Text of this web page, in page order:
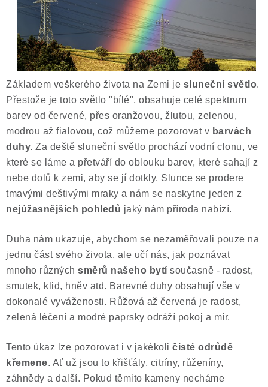
ČLÁNKY
NALEZIŠTĚ
NÁŠ PŘÍBĚH
VIDEOGALERIE
KONTAKT
MISTROVSKÉ KRYSTALY
Obchodní podmínky
Puncovní značky
Výkup minerálů a drahých kamenů
Formulář pro uplatnění reklamace
Formulář pro odstoupení od smlouvy
Poučení o právu na odstoupení od smlouvy
Základem veškerého života na Zemi je sluneční světlo.
Přestože je toto světlo "bílé", obsahuje celé spektrum
barev od červené, přes oranžovou, žlutou, zelenou,
modrou až fialovou, což můžeme pozorovat v barvách
duhy. Za deště sluneční světlo prochází vodní clonu, ve
které se láme a přetváří do oblouku barev, které sahají z
nebe dolů k zemi, aby se jí dotkly. Slunce se prodere
tmavými deštivými mraky a nám se naskytne jeden z
nejúžasnějších pohledů jaký nám příroda nabízí.
Duha nám ukazuje, abychom se nezaměřovali pouze na
jednu část svého života, ale učí nás, jak poznávat
mnoho různých směrů našeho bytí současně - radost,
smutek, klid, hněv atd. Barevné duhy obsahují vše v
dokonalé vyváženosti. Růžová až červená je radost,
zelená léčení a modré paprsky odráží pokoj a mír.
Tento úkaz lze pozorovat i v jakékoli čisté odrůdě
křemene. Ať už jsou to křišťály, citríny, růženíny,
záhnědy a další. Pokud těmito kameny necháme